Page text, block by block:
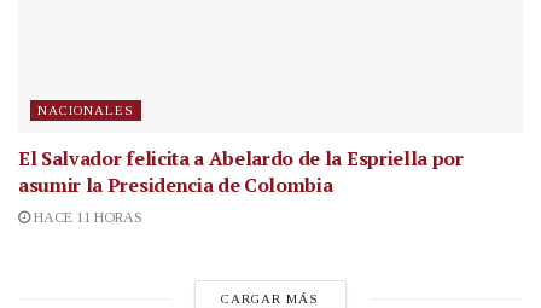
NACIONALES
El Salvador felicita a Abelardo de la Espriella por
asumir la Presidencia de Colombia
HACE 11 HORAS
CARGAR MÁS